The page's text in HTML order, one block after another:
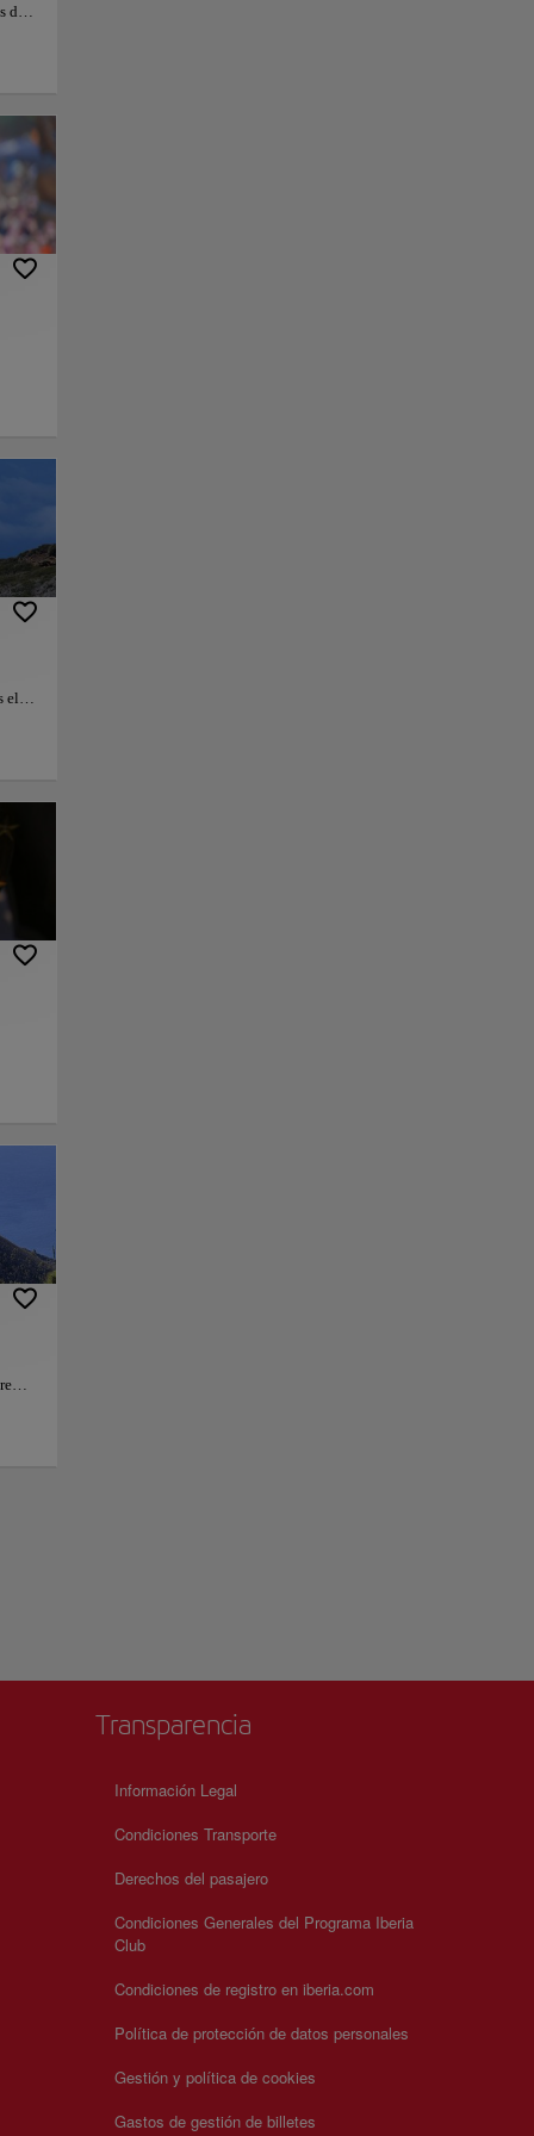
de
los
el
en
a
conocida como
y las laderas
"verdadera
Los viajeros
disfrutando de
Debido a su
una entrada que
Transparencia
Información Legal
Condiciones Transporte
Derechos del pasajero
Condiciones Generales del Programa Iberia
Club
Condiciones de registro en iberia.com
Política de protección de datos personales
Gestión y política de cookies
Gastos de gestión de billetes